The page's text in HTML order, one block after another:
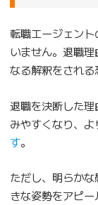
転職エージェン
いません。退職
なる解釈をされる
退職を決断した
みやすくなり、よ
す。
ただし、明らか
きな姿勢をアピ